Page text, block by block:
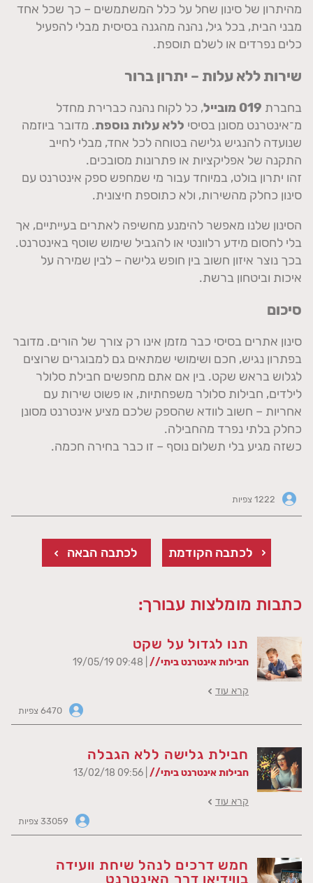
מהיתרון של סינון שחל על כלל המשתמשים – כך שכל אחד
מבני הבית, בכל גיל, נהנה מהגנה בסיסית מבלי להפעיל
כלים נפרדים או לשלם תוספת.
שירות ללא עלות – יתרון ברור
בחברת 019 מובייל
, כל לקוח נהנה כברירת מחדל
מ־אינטרנט מסונן בסיסי ללא עלות נוספת. מדובר ביוזמה
שנועדה להנגיש גלישה בטוחה לכל אחד, מבלי לחייב
התקנה של אפליקציות או פתרונות מסובכים.
זהו יתרון בולט, במיוחד עבור מי שמחפש ספק אינטרנט עם
סינון כחלק מהשירות, ולא כתוספת חיצונית.
הסינון שלנו מאפשר להימנע מחשיפה לאתרים בעייתיים, אך
בלי לחסום מידע רלוונטי או להגביל שימוש שוטף באינטרנט.
בכך נוצר איזון חשוב בין חופש גלישה – לבין שמירה על
איכות וביטחון ברשת.
סיכום
סינון אתרים בסיסי כבר מזמן אינו רק צורך של הורים. מדובר
בפתרון נגיש, חכם ושימושי שמתאים גם למבוגרים שרוצים
לגלוש בראש שקט. בין אם אתם מחפשים חבילת סלולר
לילדים, חבילות סלולר משפחתיות, או פשוט שירות עם
אחריות – חשוב לוודא שהספק שלכם מציע אינטרנט מסונן
כחלק בלתי נפרד מהחבילה.
כשזה מגיע בלי תשלום נוסף – זו כבר בחירה חכמה.
לכתבה הקודמת לכתבה הבאה
כתבות מומלצות עבורך:
תנו לגדול על שקט
חבילות אינטרנט ביתי//
קרא עוד
חבילת גלישה ללא הגבלה
חבילות אינטרנט ביתי//
קרא עוד
חמש דרכים לנהל שיחת וועידה
בווידיאו דרך האינטרנט